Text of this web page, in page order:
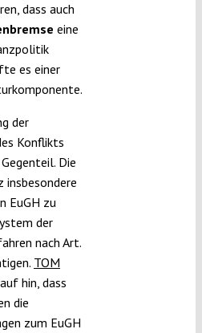
dass auch
eine
es einer
der
Konflikts
Die
insbesondere
EuGH zu
der
nach Art.
TOM
hin, dass
die
zum EuGH